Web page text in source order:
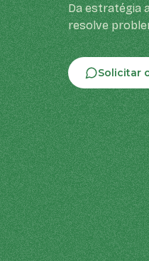
Da estratégia
resolve
Solicitar